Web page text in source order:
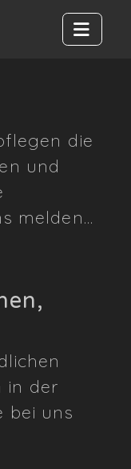
die
und
melden…
in der
bei uns